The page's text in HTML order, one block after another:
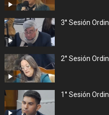
3° Sesión
2° Sesión
1° Sesión